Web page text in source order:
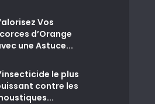
Vos
d’Orange
une Astuce...
le plus
contre les